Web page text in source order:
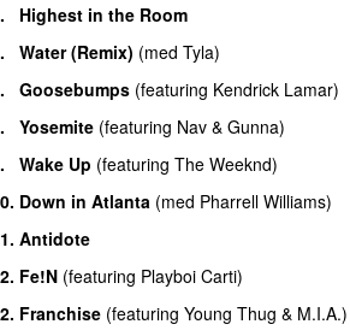
Highest in the Room
Water (Remix) (med Tyla)
Goosebumps (featuring Kendrick Lamar)
Yosemite (featuring Nav & Gunna)
Wake Up (featuring The Weeknd)
Down in Atlanta (med Pharrell Williams)
Antidote
Fe!N (featuring Playboi Carti)
Franchise (featuring Young Thug & M.I.A.)